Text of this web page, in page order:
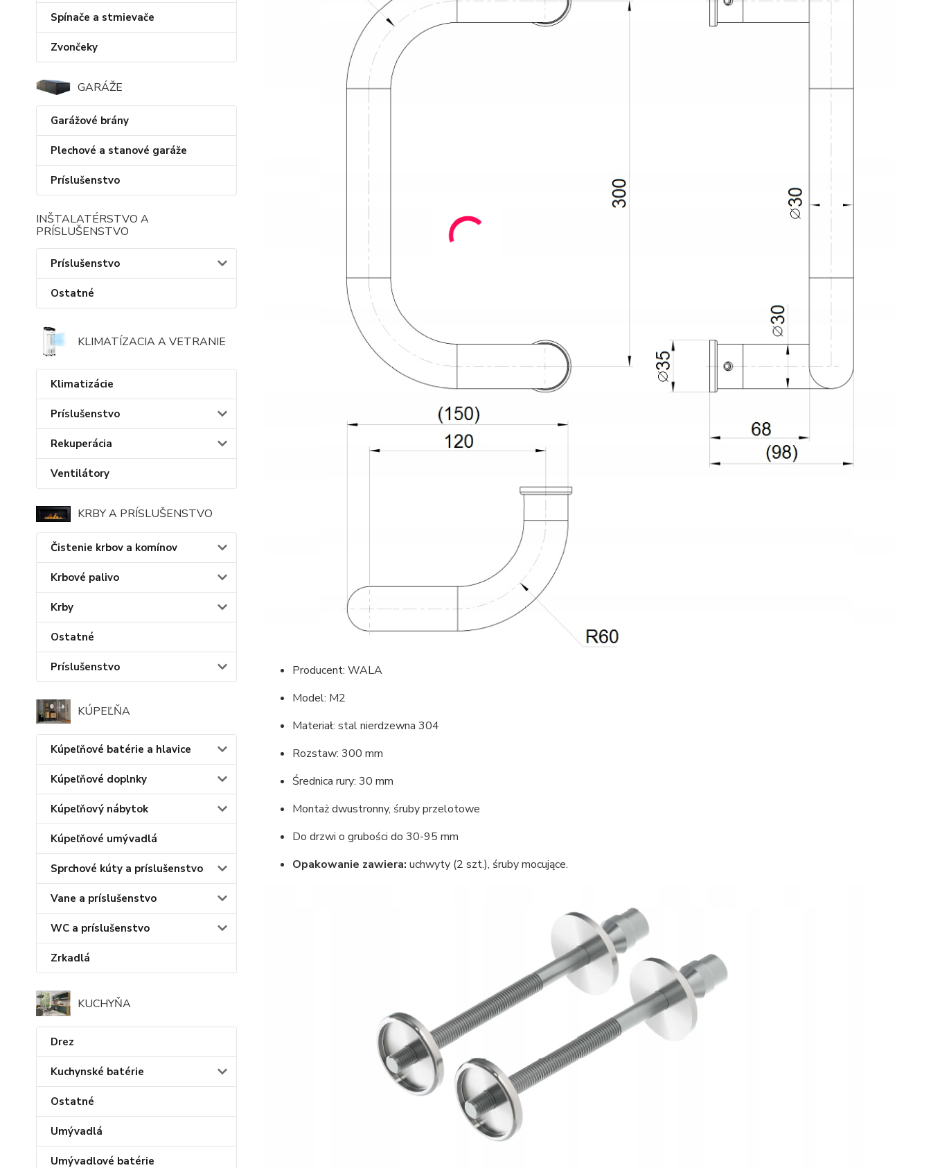
Spínače a stmievače
Zvončeky
GARÁŽE
Garážové brány
Plechové a stanové garáže
Príslušenstvo
INŠTALATÉRSTVO A
PRÍSLUŠENSTVO
Príslušenstvo
Ostatné
KLIMATÍZACIA A VETRANIE
Klimatizácie
Príslušenstvo
Rekuperácia
Ventilátory
KRBY A PRÍSLUŠENSTVO
Čistenie krbov a komínov
Krbové palivo
Krby
Ostatné
Príslušenstvo
KÚPEĽŇA
Kúpeľňové batérie a hlavice
Kúpeľňové doplnky
Kúpeľňový nábytok
Kúpeľňové umývadlá
Sprchové kúty a príslušenstvo
Vane a príslušenstvo
WC a príslušenstvo
Zrkadlá
KUCHYŇA
Drez
Kuchynské batérie
Ostatné
Umývadlá
Umývadlové batérie
Producent: WALA
Model: M2
Materiał: stal nierdzewna 304
Rozstaw: 300 mm
Średnica rury: 30 mm
Montaż dwustronny, śruby przelotowe
Do drzwi o grubości do 30-95 mm
Opakowanie zawiera: uchwyty (2 szt.), śruby mocujące.